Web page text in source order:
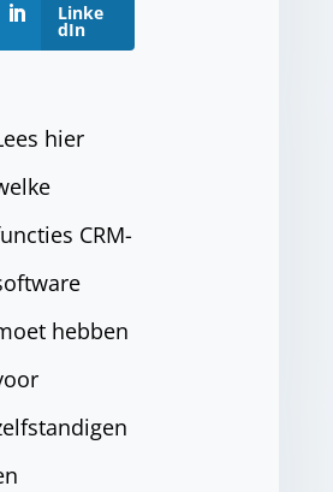
Linke
dIn
hier
CRM-
hebben